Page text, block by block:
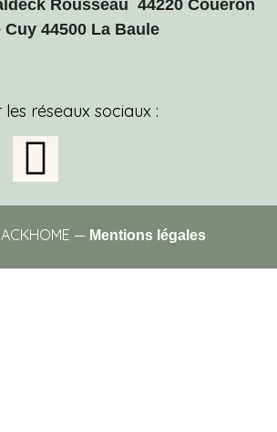
Rousseau 44220 Couëron
Cuy 44500 La Baule
réseaux sociaux :
— Mentions légales